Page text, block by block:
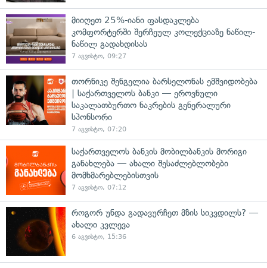
მიიღეთ 25%-იანი ფასდაკლება
კომფორტერში შერჩეულ კოლექციაზე ნაწილ-
ნაწილ გადახდისას
7 აგვისტო, 09:27
თორნიკე შენგელია ბარსელონას ემშვიდობება
| საქართველოს ბანკი — ეროვნული
საკალათბურთო ნაკრების გენერალური
სპონსორი
7 აგვისტო, 07:20
საქართველოს ბანკის მობილბანკის მორიგი
განახლება — ახალი შესაძლებლობები
მომხმარებლებისთვის
7 აგვისტო, 07:12
როგორ უნდა გადავურჩეთ მზის სიკვდილს? —
ახალი კვლევა
6 აგვისტო, 15:36